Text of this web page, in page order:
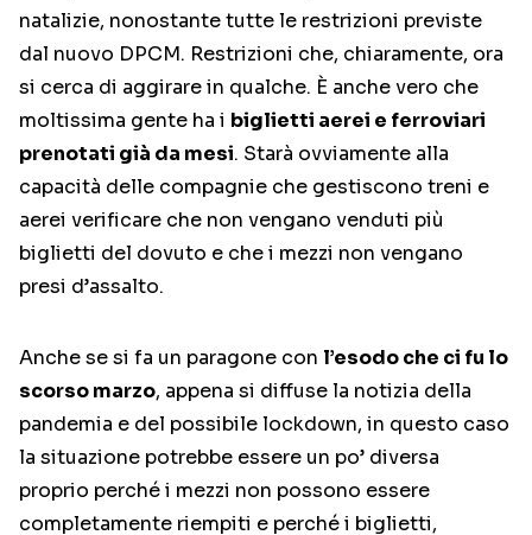
natalizie, nonostante tutte le restrizioni previste
dal nuovo DPCM. Restrizioni che, chiaramente, ora
si cerca di aggirare in qualche. È anche vero che
moltissima gente ha i biglietti aerei e ferroviari
prenotati già da mesi. Starà ovviamente alla
capacità delle compagnie che gestiscono treni e
aerei verificare che non vengano venduti più
biglietti del dovuto e che i mezzi non vengano
presi d’assalto.
Anche se si fa un paragone con l’esodo che ci fu lo
scorso marzo, appena si diffuse la notizia della
pandemia e del possibile lockdown, in questo caso
la situazione potrebbe essere un po’ diversa
proprio perché i mezzi non possono essere
completamente riempiti e perché i biglietti,